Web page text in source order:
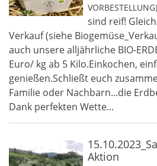
VORBESTELLUNG)
sind reif!
Verkauf (siehe
auch unsere alljährliche BIO-
Euro/ kg ab 5 Kilo.Einkochen,
genießen.Schließt euch
Familie oder Nachbarn...die
Dank perfekten Wette...
Aktion